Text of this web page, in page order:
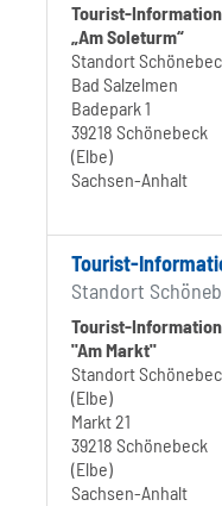
Tourist-Information
„Am Soleturm“
Standort
Bad Salzelmen
Badepark 1
39218 Schönebeck
(Elbe)
Sachsen-Anhalt
Tourist-
Standort
Tourist-Information
"Am Markt"
Standort
(Elbe)
Markt 21
39218 Schönebeck
(Elbe)
Sachsen-Anhalt